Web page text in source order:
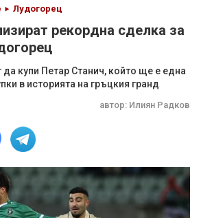
Лудогорец
рекордна сделка за
купи Петар Станич, който ще е една
в историята на гръцкия гранд
автор: Илиян Радков